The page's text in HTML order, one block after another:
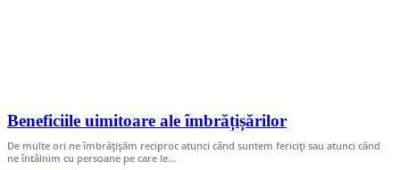
Beneficiile uimitoare ale îmbrățișărilor
De multe ori ne îmbrățișăm reciproc atunci când suntem fericiți sau atunci când
ne întâlnim cu persoane pe care le…